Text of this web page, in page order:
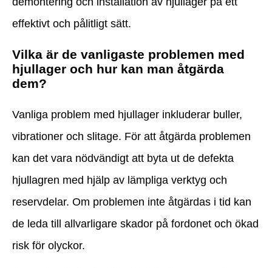
effektivt och pålitligt sätt.
Vilka är de vanligaste problemen med
hjullager och hur kan man åtgärda
dem?
Vanliga problem med hjullager inkluderar buller,
vibrationer och slitage. För att åtgärda problemen
kan det vara nödvändigt att byta ut de defekta
hjullagren med hjälp av lämpliga verktyg och
reservdelar. Om problemen inte åtgärdas i tid kan
de leda till allvarligare skador på fordonet och ökad
risk för olyckor.